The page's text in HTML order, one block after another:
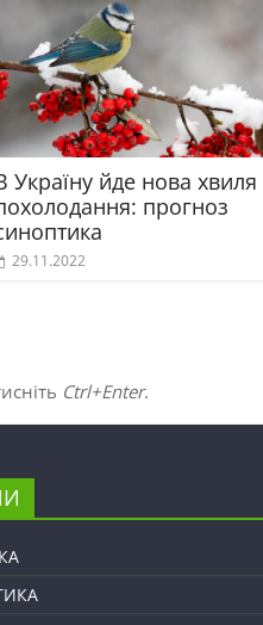
Україну йде нова хвиля
прогноз
29.11.2022
Ctrl+Enter.